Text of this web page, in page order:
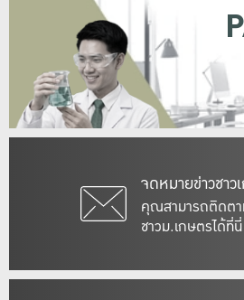
จดหมายข่าวชาว
คุณสามารถติดต
ชาวม.เกษตรได้ที่นี่